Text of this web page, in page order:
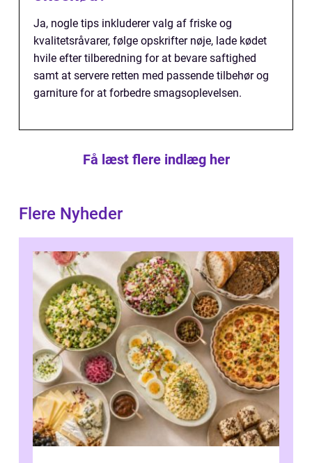
Ja, nogle tips inkluderer valg af friske og
kvalitetsråvarer, følge opskrifter nøje, lade kødet
hvile efter tilberedning for at bevare saftighed
samt at servere retten med passende tilbehør og
garniture for at forbedre smagsoplevelsen.
Få læst flere indlæg her
Flere Nyheder